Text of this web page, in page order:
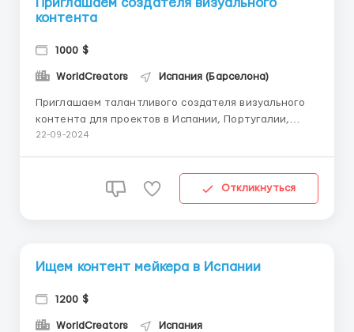
контента
1000 $
WorldCreators Испания (Барселона)
Приглашаем талантливого создателя визуального
контента для проектов в Испании, Португалии,
Таиланде, Индонезии, Малайзии, Японии и др!
указанных стран. Снимать живописные пейзажи,
архитектурные шедевры, ...
22-09-2024
Откликнуться
Ищем контент мейкера в Испании
1200 $
WorldCreators Испания